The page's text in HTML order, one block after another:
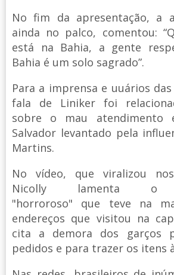
No fim da apresentação, a
ainda no palco, comentou:
está na Bahia, a gente
Bahia é um solo sagrado”.
Para a imprensa e uuários
fala de Liniker foi
sobre o mau atendimento
Salvador levantado pela
Martins.
No vídeo, que viralizou
Nicolly lamenta o
"horroroso" que teve na
endereços que visitou na
cita a demora dos garços
pedidos e para trazer os itens